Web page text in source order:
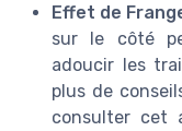
Effet de
sur le côté
adoucir les
plus de
consulter cet